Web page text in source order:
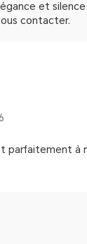
et
contacter.
parfaitement